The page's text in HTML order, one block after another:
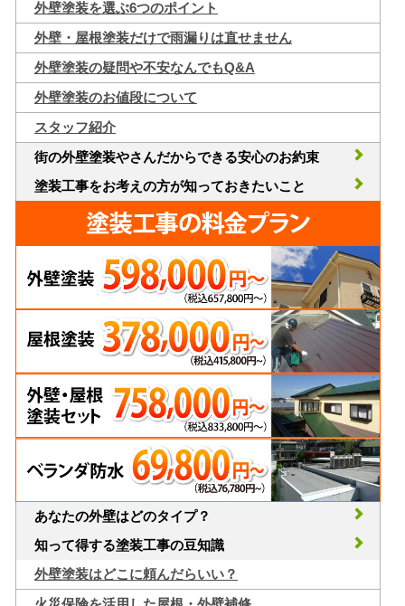
外壁塗装を選ぶ6つのポイント
外壁・屋根塗装だけで雨漏りは直せません
外壁塗装の疑問や不安なんでもQ&A
外壁塗装のお値段について
スタッフ紹介
街の外壁塗装やさんだからできる安心のお約束
塗装工事をお考えの方が知っておきたいこと
あなたの外壁はどのタイプ？
知って得する塗装工事の豆知識
外壁塗装はどこに頼んだらいい？